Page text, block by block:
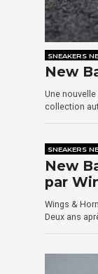
SNEAKERS
New
Une nouvelle
collection
SNEAKERS
New
par
Wings &
Deux ans